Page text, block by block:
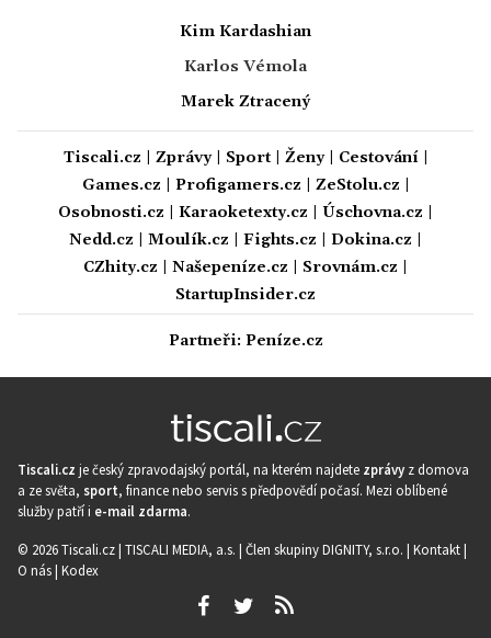
Kim Kardashian
Karlos Vémola
Marek Ztracený
Tiscali.cz Zprávy| Sport| Ženy| Cestování|
Games.cz
Profigamers.cz ZeStolu.cz
Osobnosti.cz
Karaoketexty.cz Úschovna.cz
Nedd.cz
Moulík.cz Fights.cz Dokina.cz
CZhity.cz
Našepeníze.cz Srovnám.cz
StartupInsider.cz
Partneři: Peníze.cz
Tiscali.cz je český zpravodajský portál, na kterém najdete zprávy z domova
a ze světa, sport, finance nebo servis s předpovědí počasí. Mezi oblíbené
služby patří i e-mail zdarma.
© 2026 Tiscali.cz | TISCALI MEDIA, a.s. | Člen skupiny DIGNITY, s.r.o. | Kontakt|
O nás| Kodex